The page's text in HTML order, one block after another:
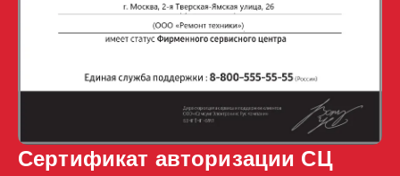
Сертификат авторизации СЦ